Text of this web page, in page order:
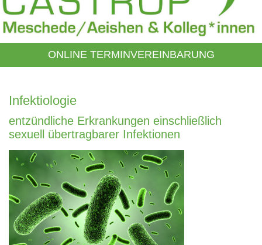
ONLINE TERMINVEREINBARUNG
Infektiologie
entzündliche Erkrankungen einschließlich
sexuell übertragbarer Infektionen